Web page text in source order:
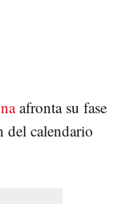
afronta su fase
del calendario